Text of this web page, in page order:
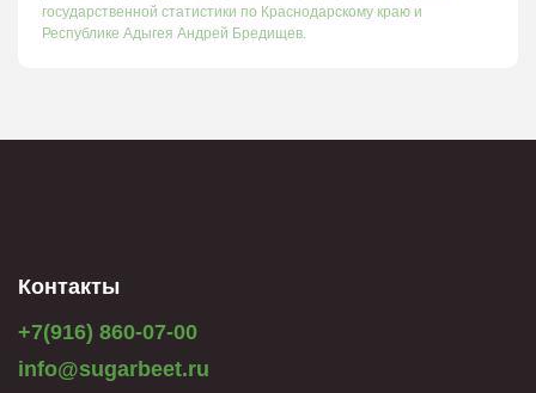
государственной статистики по Краснодарскому краю и
Республике Адыгея Андрей Бредищев.
Контакты
+7(916) 860-07-00
info@sugarbeet.ru